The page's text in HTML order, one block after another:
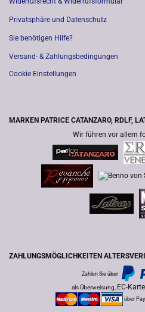
Privatsphäre und Datenschutz
Sie benötigen Hilfe?
Versand- & Zahlungsbedingungen
Cookie Einstellungen
MARKEN PATRICE CATANZARO, RDLF,
Wir führen vor allem
ZAHLUNGSMÖGLICHKEITEN
Zahlen Sie über
als Überweisung, EC-Karte
über